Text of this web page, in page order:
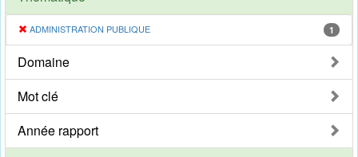
ADMINISTRATION PUBLIQUE 1
Domaine
Mot clé
Année rapport